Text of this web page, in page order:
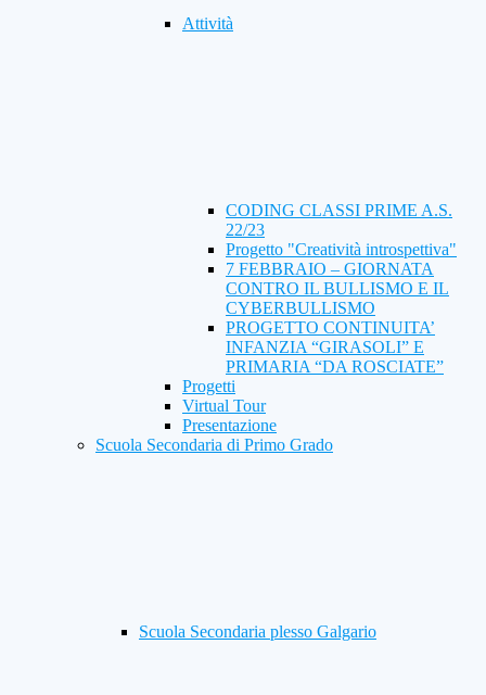
Attività
CODING CLASSI PRIME A.S.
22/23
Progetto "Creatività introspettiva"
7 FEBBRAIO – GIORNATA
CONTRO IL BULLISMO E IL
CYBERBULLISMO
PROGETTO CONTINUITA’
INFANZIA “GIRASOLI” E
PRIMARIA “DA ROSCIATE”
Progetti
Virtual Tour
Presentazione
Scuola Secondaria di Primo Grado
Scuola Secondaria plesso Galgario